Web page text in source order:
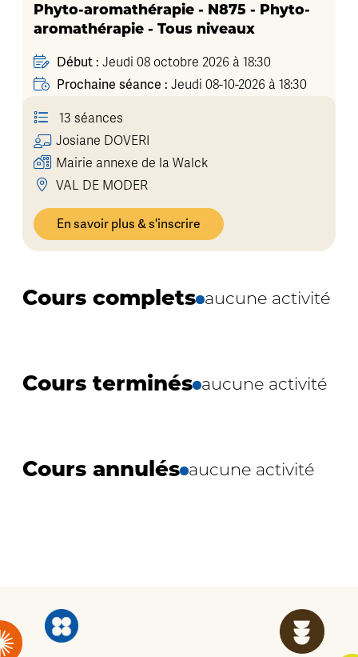
Phyto-aromathérapie - N875 - Phyto-
aromathérapie - Tous niveaux
Début : Jeudi 08 octobre 2026 à 18:30
Prochaine séance : Jeudi 08-10-2026 à 18:30
13 séances
Josiane DOVERI
Mairie annexe de la Walck
VAL DE MODER
En savoir plus & s'inscrire
Cours complets aucune activité
Cours terminés aucune activité
Cours annulés aucune activité